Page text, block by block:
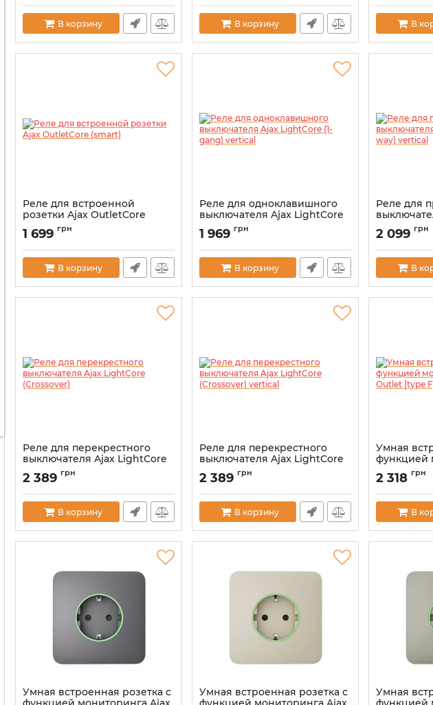
В корзину В корзину В
Реле для встроенной
розетки Ajax OutletCore
(smart)
Артикул:
1 699 грн
В корзину
Реле для одноклавишного
выключателя Ajax LightCore
(1-gang) vertical
Артикул:
1 969 грн
В корзину
Реле для
(2-way)
Артикул:
2 099 грн
В
Реле для перекрестного
выключателя Ajax LightCore
(Crossover)
Артикул:
2 389 грн
В корзину
Реле для перекрестного
выключателя Ajax LightCore
(Crossover) vertical
Артикул:
2 389 грн
В корзину
Умная
функцией
Outlet
Артикул:
2 318 грн
В
Умная встроенная розетка с
Умная встроенная розетка с
Умная